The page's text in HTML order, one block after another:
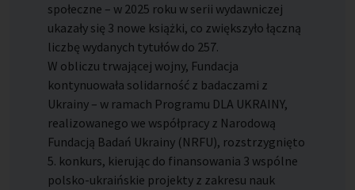
społeczne – w 2025 roku w serii wydawniczej
ukazały się 3 nowe książki, co zwiększyło łączną
liczbę wydanych tytułów do 257.
W obliczu trwającej wojny, Fundacja
kontynuowała solidarność z badaczami z
Ukrainy – w ramach Programu DLA UKRAINY,
realizowanego we współpracy z Narodową
Fundacją Badań Ukrainy (NRFU), rozstrzygnięto
5. konkurs, kierując do finansowania 3 wspólne
polsko-ukraińskie projekty z zakresu nauk